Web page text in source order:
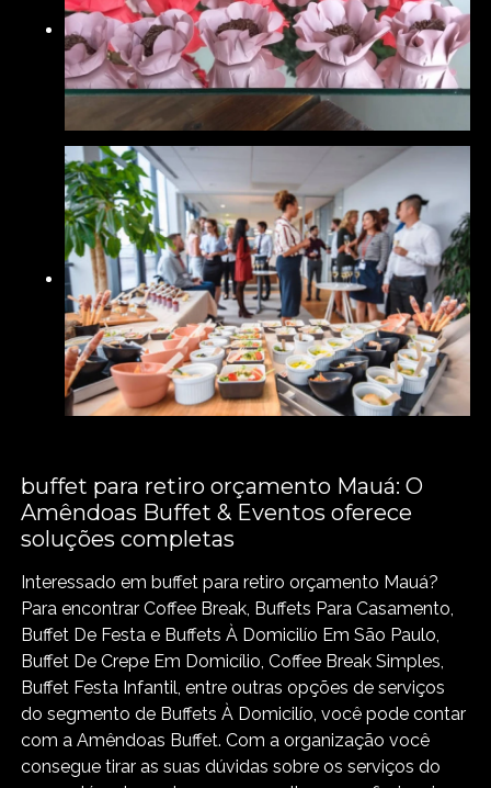
buffet para retiro orçamento Mauá: O
Amêndoas Buffet & Eventos oferece
soluções completas
Interessado em buffet para retiro orçamento Mauá?
Para encontrar Coffee Break, Buffets Para Casamento,
Buffet De Festa e Buffets À Domicilío Em São Paulo,
Buffet De Crepe Em Domicílio, Coffee Break Simples,
Buffet Festa Infantil, entre outras opções de serviços
do segmento de Buffets À Domicilío, você pode contar
com a Amêndoas Buffet. Com a organização você
consegue tirar as suas dúvidas sobre os serviços do